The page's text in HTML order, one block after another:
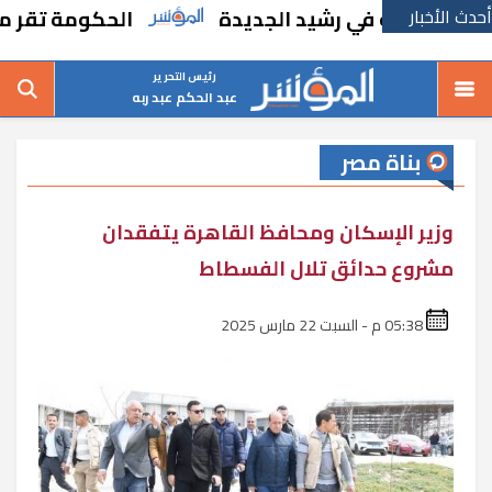
أحدث الأخبار
في رشيد الجديدة الحكومة تقر مسانده
رئيس التحرير
عبد الحكم عبد ربه
بناة مصر
وزير الإسكان ومحافظ القاهرة يتفقدان
مشروع حدائق تلال الفسطاط